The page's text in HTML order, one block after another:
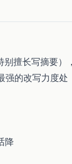
别擅长写摘要）
强的改写力度处
降